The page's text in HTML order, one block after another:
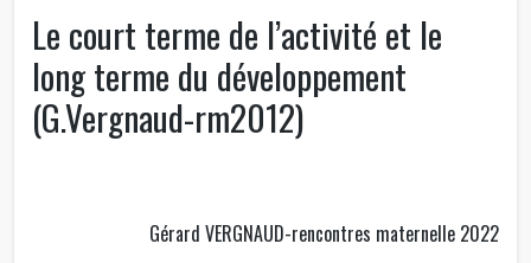
Le court terme de l’activité et le
long terme du développement
(G.Vergnaud-rm2012)
Gérard VERGNAUD-rencontres maternelle 2022